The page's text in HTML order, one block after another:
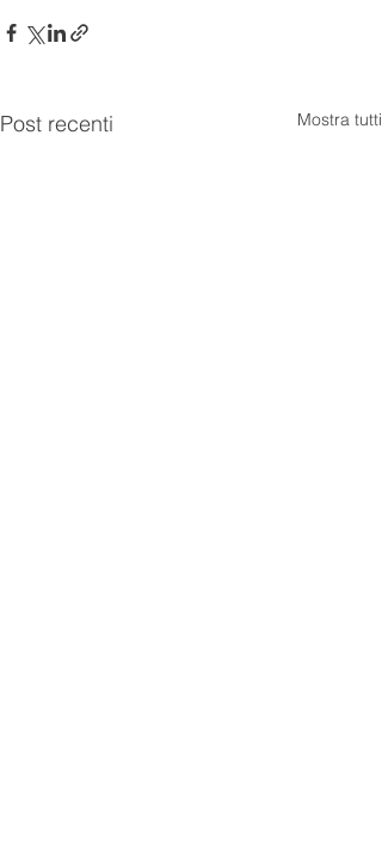
Post recenti Mostra tutti